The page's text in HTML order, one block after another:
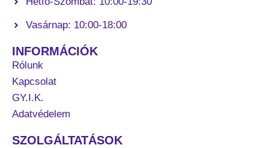
Vasárnap: 10:00-18:00
INFORMÁCIÓK
Rólunk
Kapcsolat
GY.I.K.
Adatvédelem
SZOLGÁLTATÁSOK